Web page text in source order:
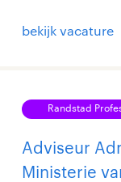
bekijk vacature
Randstad
Adviseur
Ministerie